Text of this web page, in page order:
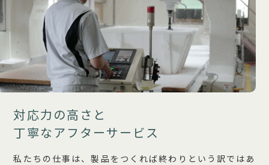
対応力の高さと
丁寧なアフターサービス
私たちの仕事は、製品をつくれば終わりという訳ではあ